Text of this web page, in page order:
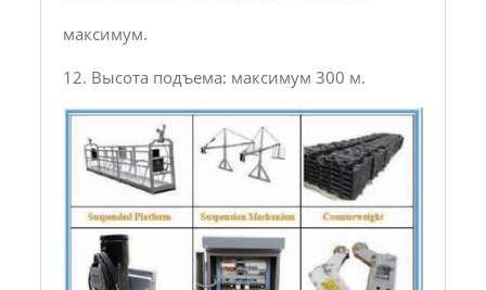
максимум.
12. Высота подъема: максимум 300 м.